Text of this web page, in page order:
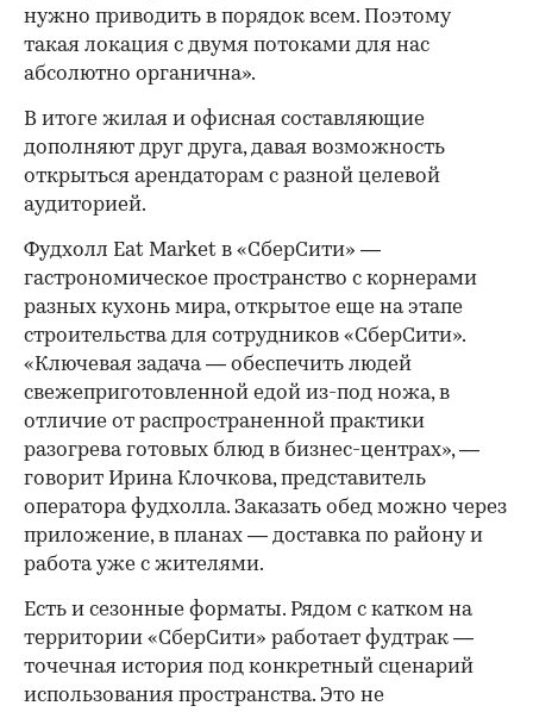
нужно приводить в порядок всем. Поэтому
такая локация с двумя потоками для нас
абсолютно органична».
В итоге жилая и офисная составляющие
дополняют друг друга, давая возможность
открыться арендаторам с разной целевой
аудиторией.
Фудхолл Eat Market в «СберСити» —
гастрономическое пространство с корнерами
разных кухонь мира, открытое еще на этапе
строительства для сотрудников «СберСити».
«Ключевая задача — обеспечить людей
свежеприготовленной едой из-под ножа, в
отличие от распространенной практики
разогрева готовых блюд в бизнес-центрах», —
говорит Ирина Клочкова, представитель
оператора фудхолла. Заказать обед можно через
приложение, в планах — доставка по району и
работа уже с жителями.
Есть и сезонные форматы. Рядом с катком на
территории «СберСити» работает фудтрак —
точечная история под конкретный сценарий
использования пространства. Это не